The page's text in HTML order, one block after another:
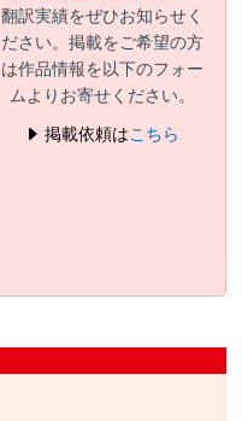
翻訳実績をぜひお知らせく
ださい。掲載をご希望の方
は作品情報を以下のフォー
ムよりお寄せください。
掲載依頼はこちら